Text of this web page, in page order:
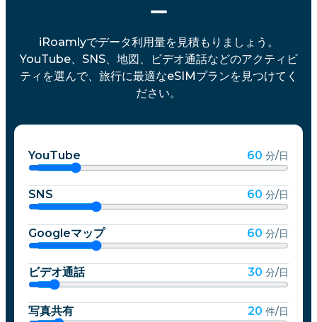
ー
iRoamlyでデータ利用量を見積もりましょう。
YouTube、SNS、地図、ビデオ通話などのアクティビ
ティを選んで、旅行に最適なeSIMプランを見つけてく
ださい。
YouTube 60 分/日
SNS 60 分/日
Googleマップ 60 分/日
ビデオ通話 30 分/日
写真共有 20 件/日